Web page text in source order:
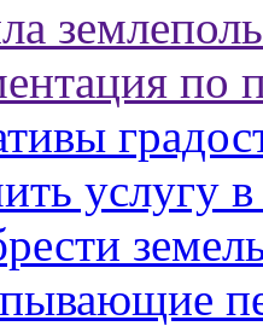
по
услугу в